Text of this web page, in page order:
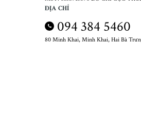
ĐỊA CHỈ
094 384 5460
80 Minh Khai, Minh Khai, Hai Bà